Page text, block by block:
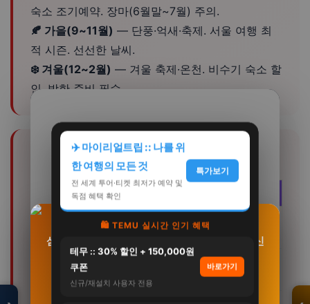
숙소 조기예약. 장마(6월말~7월) 주의.
🍂 가을(9~11월) — 단풍·억새·축제. 서울 여행 최
적 시즌. 선선한 날씨.
❄️ 겨울(12~2월) — 겨울 축제·온천. 비수기 숙소 할
인. 방한 준비 필수.
💰 서울 쇼핑 예산 가이드
1인 1일
🏷️ 가성
50,000~80,000원
무료관광+시장먹거리
100,000~150,000
원
유료관광+맛집+호텔
모두의백화점
✈️ 마이리얼트립 :: 나를 위
한 여행의 모든 것
전 세계 투어·티켓 최저가 예약 및
독점 혜택 확인
특가보기
🛍️ TEMU 실시간 인기 혜택
테무 :: 30% 할인 + 150,000원
쿠폰
신규/재설치 사용자 전용
바로가기
삼성 냉장고세트 김치냉장고 키친핏 비스포크 신
혼가전 혼수 입주가전 빌…